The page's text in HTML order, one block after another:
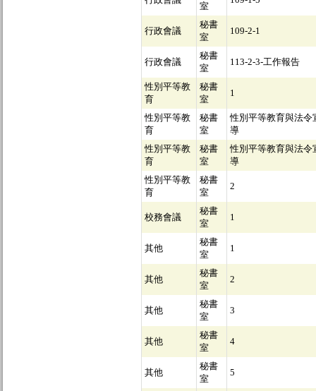
室
行政會議
秘書
室
109-2-1
行政會議
秘書
室
113-2-3-工作報告
性別平等教
育
秘書
室
1
性別平等教
育
秘書
室
性別平等教育與法令
導
性別平等教
育
秘書
室
性別平等教育與法令
導
性別平等教
育
秘書
室
2
校務會議
秘書
室
1
其他
秘書
室
1
其他
秘書
室
2
其他
秘書
室
3
其他
秘書
室
4
其他
秘書
室
5